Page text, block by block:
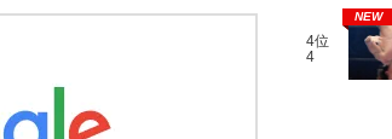
4位
4
NEW